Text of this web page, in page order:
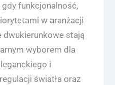
funkcjonalność,
w aranżacji
dwukierunkowe stają
wyborem dla
i
światła oraz